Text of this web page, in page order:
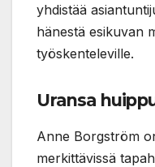
yhdistää
hänestä esikuvan
työskenteleville.
Uransa
Anne Borgström
merkittävissä